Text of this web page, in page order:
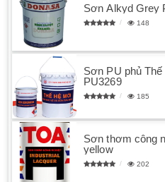
Sơn Alkyd Grey
148
Sơn PU phủ
PU3269
185
Sơn thơm công
yellow
202